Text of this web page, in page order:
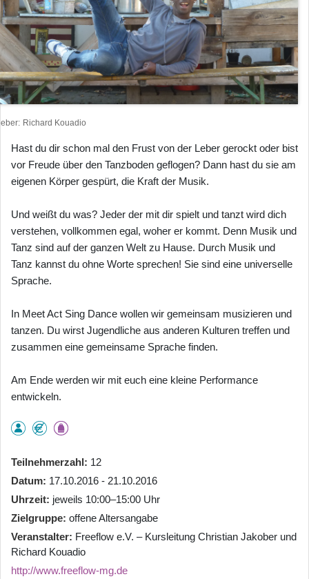
Richard Kouadio
Hast du dir schon mal den Frust von der Leber gerockt oder bist
vor Freude über den Tanzboden geflogen? Dann hast du sie am
eigenen Körper gespürt, die Kraft der Musik.
Und weißt du was? Jeder der mit dir spielt und tanzt wird dich
verstehen, vollkommen egal, woher er kommt. Denn Musik und
Tanz sind auf der ganzen Welt zu Hause. Durch Musik und
Tanz kannst du ohne Worte sprechen! Sie sind eine universelle
Sprache.
In Meet Act Sing Dance wollen wir gemeinsam musizieren und
tanzen. Du wirst Jugendliche aus anderen Kulturen treffen und
zusammen eine gemeinsame Sprache finden.
Am Ende werden wir mit euch eine kleine Performance
entwickeln.
Teilnehmerzahl
12
Datum 17.10.2016 - 21.10.2016
Uhrzeit jeweils 10:00–15:00 Uhr
Zielgruppe offene Altersangabe
Veranstalter Freeflow e.V. – Kursleitung Christian Jakober und
Richard Kouadio
http://www.freeflow-mg.de